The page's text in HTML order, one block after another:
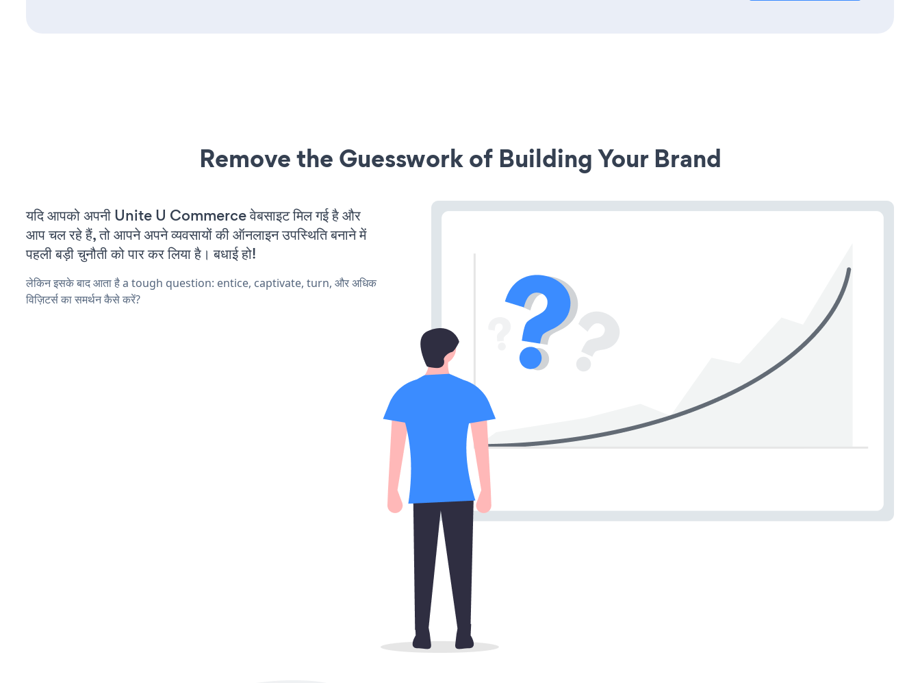
Remove the Guesswork of Building Your Brand
यदि आपको अपनी Unite U Commerce वेबसाइट मिल गई है और
आप चल रहे हैं, तो आपने अपने व्यवसायों की ऑनलाइन उपस्थिति बनाने में
पहली बड़ी चुनौती को पार कर लिया है। बधाई हो!
लेकिन इसके बाद आता है a tough question: entice, captivate, turn, और अधिक
विज़िटर्स का समर्थन कैसे करें?